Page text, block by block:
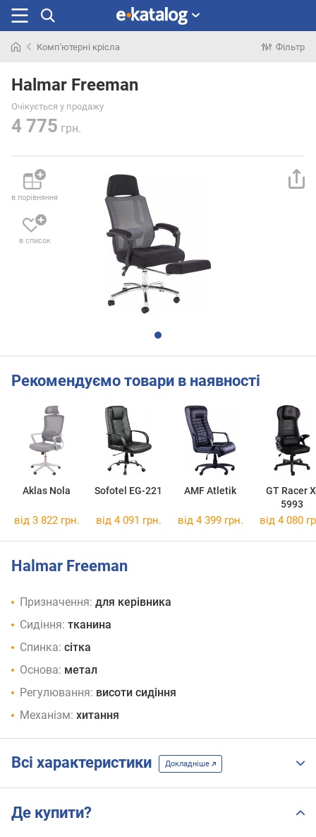
раніше
Комп'ютерні крісла Фільтр
Halmar Freeman
Очікується у продажу
4 775 грн.
в порівняння
в список
Рекомендуємо товари в наявності
Aklas Nola Sofotel EG-221 AMF Atletik
GT Racer
5993
від 3 822 грн. від 4 091 грн. від 4 399 грн. від 4 080
Halmar Freeman
Призначення: для керівника
Сидіння: тканина
Спинка: сітка
Основа: метал
Регулювання: висоти сидіння
Механізм: хитання
Всі характеристики Докладніше
Де купити?